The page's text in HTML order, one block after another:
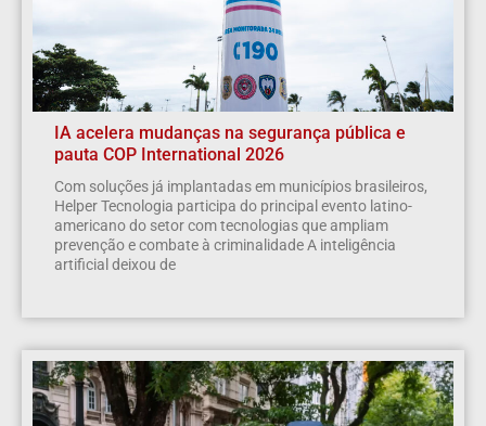
IA acelera mudanças na segurança pública e
pauta COP International 2026
Com soluções já implantadas em municípios brasileiros,
Helper Tecnologia participa do principal evento latino-
americano do setor com tecnologias que ampliam
prevenção e combate à criminalidade A inteligência
artificial deixou de